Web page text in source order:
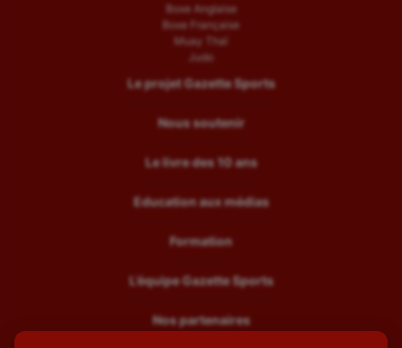
Boxe Anglaise
Boxe Française
Muay Thaï
Judo
Le projet Gazette Sports
Nous soutenir
Le livre des 10 ans
Education aux médias
Formation
L’équipe Gazette Sports
Nos partenaires